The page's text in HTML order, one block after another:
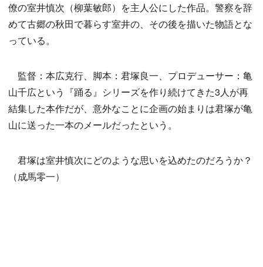
僚の室井慎次（柳葉敏郎）を主人公にした作品。警察を辞
めて古郷の秋田で暮らす室井の、その後を描いた物語とな
っている。
監督：本広克行、脚本：君塚良一、プロデューサー：亀
山千広という『踊る』シリーズを作り続けてきた3人が再
結集した本作だが、意外なことに企画の始まりは君塚が亀
山に送った一本のメールだったという。
君塚は室井慎次にどのような思いを込めたのだろうか？
（成馬零一）